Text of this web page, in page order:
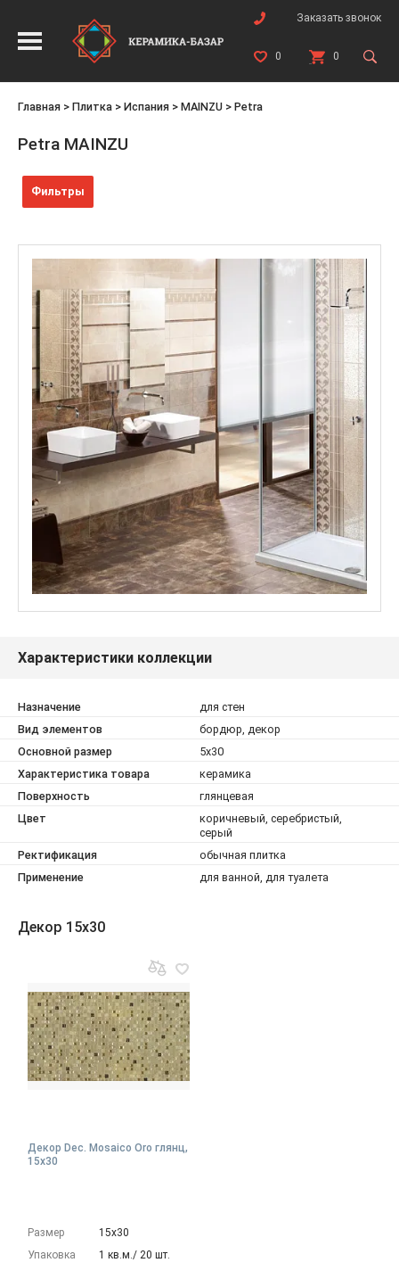
Заказать звонок
0 0
Главная > Плитка > Испания > MAINZU > Petra
Petra MAINZU
Фильтры
Характеристики коллекции
Назначение
для стен
Вид элементов
бордюр, декор
Основной размер
5x30
Характеристика товара
керамика
Поверхность
глянцевая
Цвет
коричневый, серебристый,
серый
Ректификация
обычная плитка
Применение
для ванной, для туалета
Декор 15x30
Декор Dec. Mosaico Oro глянц,
15x30
Размер
15х30
Упаковка
1 кв.м./ 20 шт.